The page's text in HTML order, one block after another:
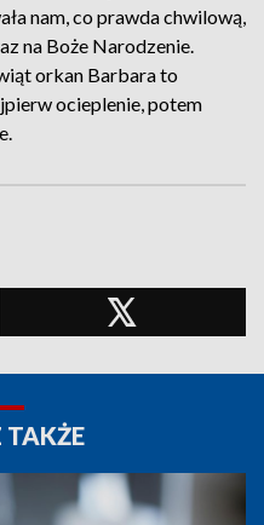
nam, co prawda chwilową,
na Boże Narodzenie.
orkan Barbara to
ocieplenie, potem
TAKŻE